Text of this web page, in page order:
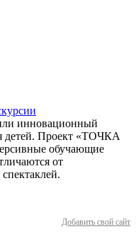
инновационный
детей. Проект «ТОЧКА
обучающие
от
Добавить свой сайт